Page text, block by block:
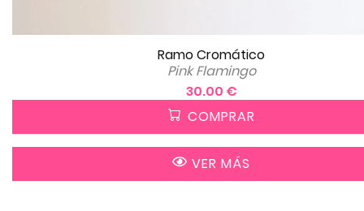
Ramo Cromático
Pink Flamingo
30.00 €
COMPRAR
VER MÁS